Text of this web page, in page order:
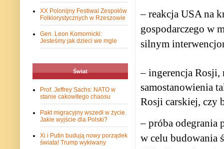
– reakcja USA na
gospodarczego w
silnym
– ingerencja Rosji,
samostanowienia
Rosji carskiej, czy
– próba odegrania
w celu budowania
XX Polonijny Festiwal Zespołów
Folklorystycznych w Rzeszowie
Gen. Leon Komornicki:
Jesteśmy jak dzieci we mgle
Świat
Prof. Jeffrey Sachs: NATO w
stanie cakowitego chaosu
Pakt migracyjny wszedł w życie.
Jakie wyjście dla Polski?
Xi i Putin budują nowy porządek
świata! Trump wykiwany